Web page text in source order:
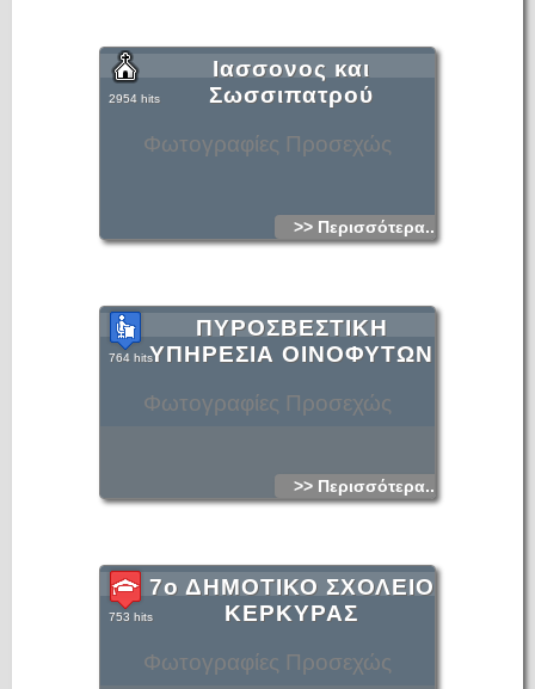
Φωτογραφίες Προσεχώς
Ιασσονος και
Σωσσιπατρού
2954 hits
>> Περισσότερα...
Φωτογραφίες Προσεχώς
ΠΥΡΟΣΒΕΣΤΙΚΗ
ΥΠΗΡΕΣΙΑ ΟΙΝΟΦΥΤΩΝ
764 hits
>> Περισσότερα...
Φωτογραφίες Προσεχώς
7ο ΔΗΜΟΤΙΚΟ ΣΧΟΛΕΙΟ
ΚΕΡΚΥΡΑΣ
753 hits